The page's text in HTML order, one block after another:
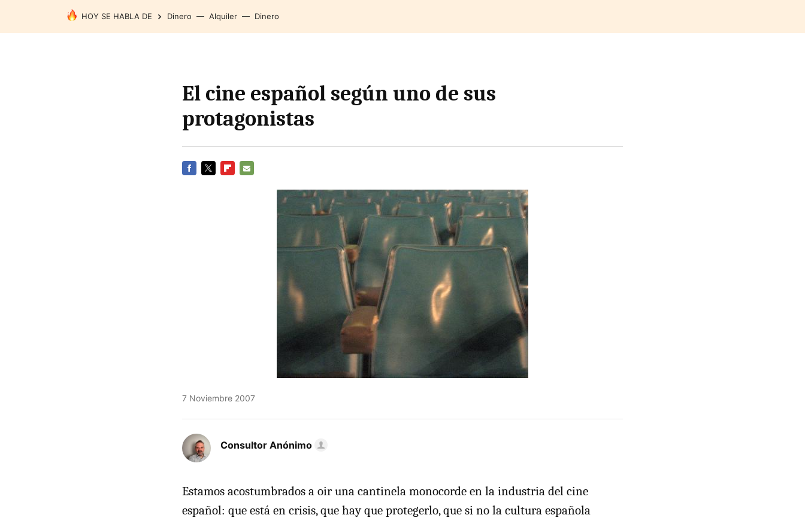
HOY SE HABLA DE Dinero Alquiler Dinero
El cine español según uno de sus
protagonistas
7 Noviembre 2007
Consultor Anónimo
Estamos acostumbrados a oir una cantinela monocorde en la industria del cine
español: que está en crisis, que hay que protegerlo, que si no la cultura española